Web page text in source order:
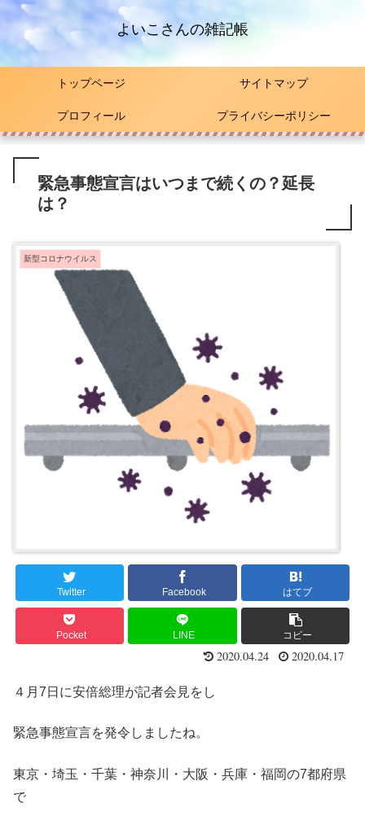
よいこさんの雑記帳
トップページ サイトマップ
プロフィール プライバシーポリシー
緊急事態宣言はいつまで続くの？延長
は？
新型コロナウイルス
Twitter Facebook はてブ
Pocket LINE コピー
2020.04.24 2020.04.17
４月7日に安倍総理が記者会見をし
緊急事態宣言を発令しましたね。
東京・埼玉・千葉・神奈川・大阪・兵庫・福岡の7都府県
で